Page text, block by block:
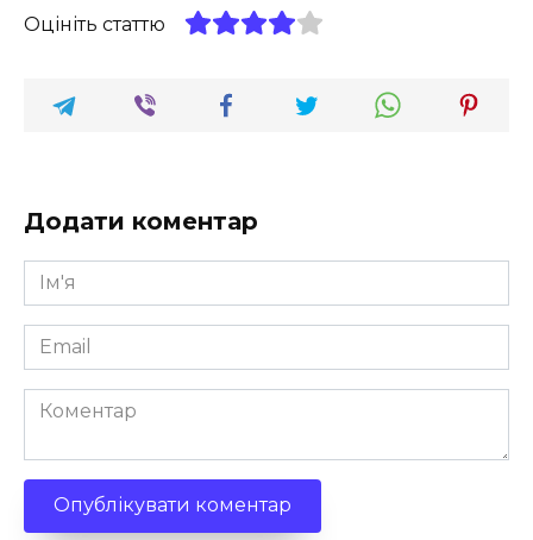
Оцініть статтю
Додати коментар
Ім'я
*
Email
*
Коментар